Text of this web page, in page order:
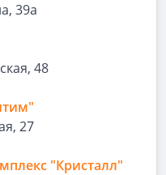
39а
48
27
"Кристалл"